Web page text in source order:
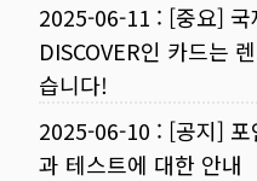
2025-06-11 : [중요] 국
DISCOVER인 카드는
습니다!
2025-06-10 : [공지] 포
과 테스트에 대한 안내